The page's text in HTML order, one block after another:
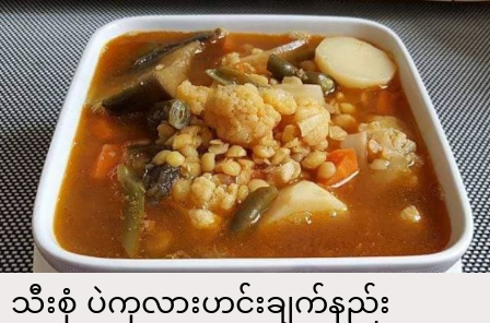
သီးစုံ ပဲကုလားဟင်းချက်နည်း